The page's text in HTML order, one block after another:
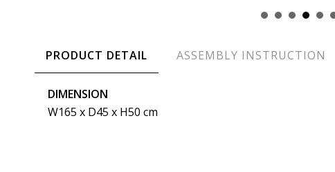
PRODUCT DETAIL ASSEMBLY INSTRUCTION
DIMENSION
W165 x D45 x H50 cm